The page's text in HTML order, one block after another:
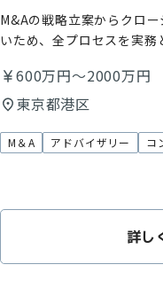
M&Aの戦略立案からクロ
いため、全プロセスを実
600万円～2000万円
東京都港区
M＆A アドバイザリー コ
詳し